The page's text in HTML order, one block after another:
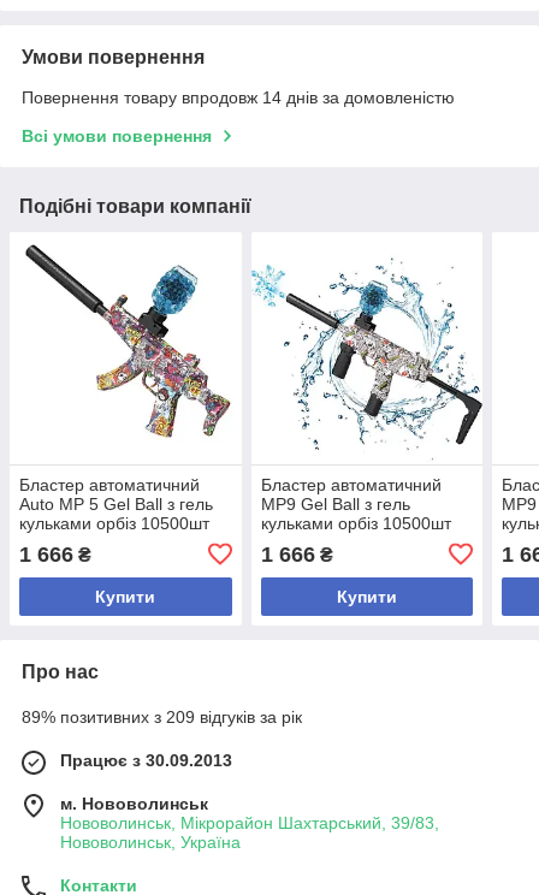
Умови повернення
Повернення товару впродовж 14 днів за домовленістю
Всі умови повернення
Подібні товари компанії
Бластер автоматичний
Auto MP 5 Gel Ball з гель
кульками орбіз 10500шт
1 666 ₴
Купити
Бластер автоматичний
MP9 Gel Ball з гель
кульками орбіз 10500шт
1 666₴
Купити
1
Про нас
89% позитивних з 209 відгуків за рік
Працює з 30.09.2013
м. Нововолинськ
Нововолинськ, Мікрорайон Шахтарський, 39/83,
Нововолинськ, Україна
Контакти